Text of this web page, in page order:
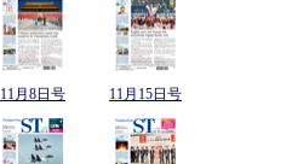
11月8日号 11月15日号